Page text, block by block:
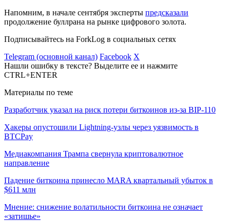
Напомним, в начале сентября эксперты предсказали
продолжение буллрана на рынке цифрового золота.
Подписывайтесь на ForkLog в социальных сетях
Telegram (основной канал) Facebook X
Нашли ошибку в тексте? Выделите ее и нажмите
CTRL+ENTER
Материалы по теме
Разработчик указал на риск потери биткоинов из-за BIP-110
Хакеры опустошили Lightning-узлы через уязвимость в
BTCPay
Медиакомпания Трампа свернула криптовалютное
направление
Падение биткоина принесло MARA квартальный убыток в
$611 млн
Мнение: снижение волатильности биткоина не означает
«затишье»